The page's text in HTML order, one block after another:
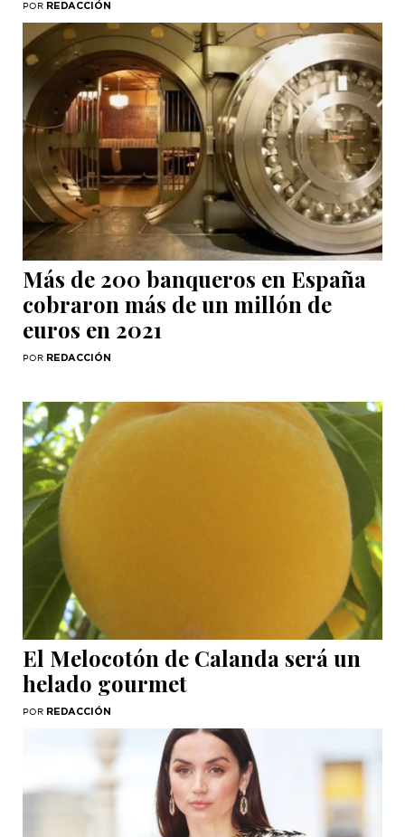
POR REDACCIÓN
Más de 200 banqueros en España
cobraron más de un millón de
euros en 2021
POR REDACCIÓN
El Melocotón de Calanda será un
helado gourmet
POR REDACCIÓN